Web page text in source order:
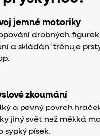
jemné motoriky
drobných
a skládání trénuje
zkoumání
a pevný povrch
jiný svět než měkká
sypký písek.